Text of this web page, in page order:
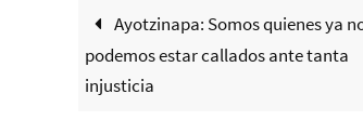
Ayotzinapa: Somos quienes ya
podemos estar callados ante tanta
injusticia